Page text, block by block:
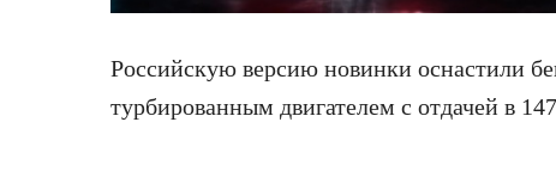
Российскую версию новинки оснастили
турбированным двигателем с отдачей в